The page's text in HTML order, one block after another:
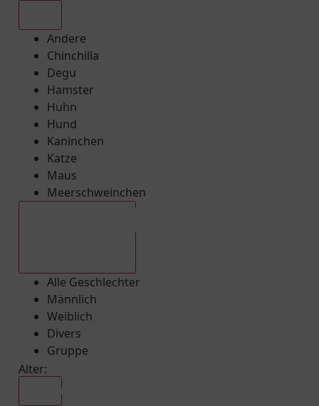
Andere
Chinchilla
Degu
Hamster
Huhn
Hund
Kaninchen
Katze
Maus
Meerschweinchen
Alle Geschlechter
Männlich
Weiblich
Divers
Gruppe
Alter: